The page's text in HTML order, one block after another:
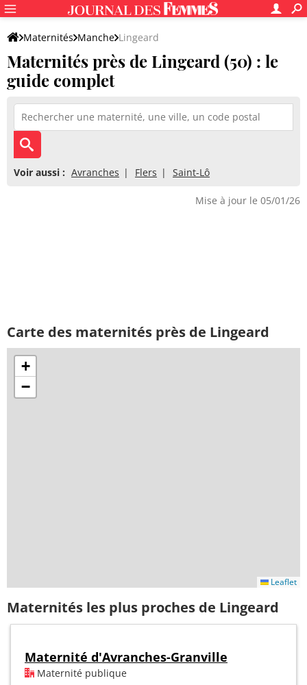
Maternités Manche Lingeard
Maternités près de Lingeard (50) : le
guide complet
Voir aussi : Avranches Flers Saint-Lô
Mise à jour le 05/01/26
Carte des maternités près de Lingeard
+
−
Leaflet
Maternités les plus proches de Lingeard
Maternité d'Avranches-Granville
Maternité publique